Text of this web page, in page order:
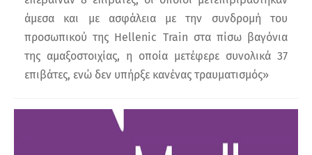
άμεσα και με ασφάλεια με την συνδρομή του
προσωπικού της Hellenic Train στα πίσω βαγόνια
της αμαξοστοιχίας, η οποία μετέφερε συνολικά 37
επιβάτες, ενώ δεν υπήρξε κανένας τραυματισμός»